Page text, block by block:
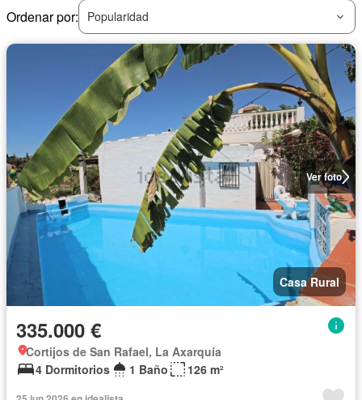
Ordenar por:
Popularidad
Ver foto
Casa Rural
335.000 €
Cortijos de San Rafael, La Axarquía
4 Dormitorios
1 Baño 126 m²